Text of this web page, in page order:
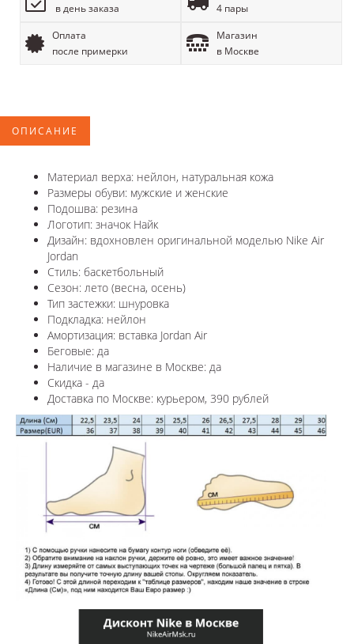
в день заказа
4 пары
Оплата
после примерки
Магазин
в Москве
ОПИСАНИЕ
Материал верха: нейлон, натуральная кожа
Размеры обуви: мужские и женские
Подошва: резина
Логотип: значок Найк
Дизайн: вдохновлен оригинальной моделью Nike Air
Jordan
Стиль: баскетбольный
Сезон: лето (весна, осень)
Тип застежки: шнуровка
Подкладка: нейлон
Амортизация: вставка Jordan Air
Беговые: да
Наличие в магазине в Москве: да
Скидка - да
Доставка по Москве: курьером, 390 рублей